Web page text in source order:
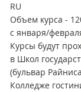
RU
Объем курса -
c января/
Курсы будут
в Школ
(бульвар
Колледже